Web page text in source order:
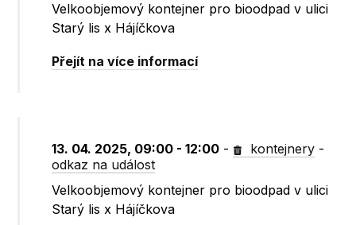
Velkoobjemový kontejner pro bioodpad v ulici
Starý lis x Hájíčkova
Přejít na více informací
13. 04. 2025, 09:00 - 12:00 - kontejnery -
odkaz na událost
Velkoobjemový kontejner pro bioodpad v ulici
Starý lis x Hájíčkova